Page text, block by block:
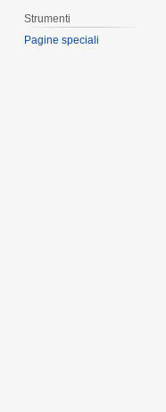
Strumenti
Pagine speciali